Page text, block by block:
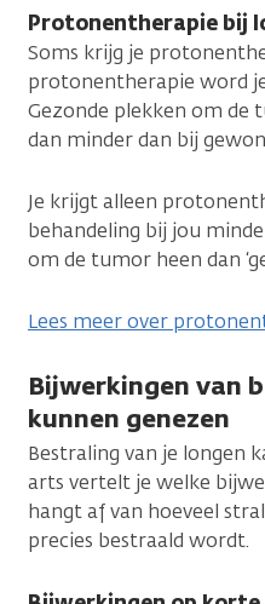
Protonentherapie bij
Soms krijg je
protonentherapie word
Gezonde plekken om de
dan minder dan bij
Je krijgt alleen
behandeling bij jou
om de tumor heen dan
Lees meer over
Bijwerkingen van
kunnen genezen
Bestraling van je longen
arts vertelt je welke
hangt af van hoeveel
precies bestraald wordt.